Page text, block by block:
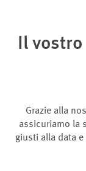
Il
Grazie alla
assicuriamo la
giusti alla data